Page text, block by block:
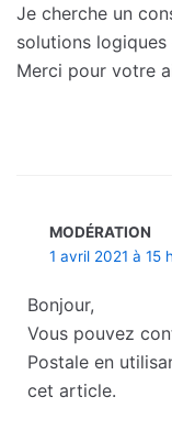
Je cherche un
solutions
Merci pour votre
MODÉRATION
1 avril 2021 à 15
Bonjour,
Vous pouvez
Postale en
cet article.